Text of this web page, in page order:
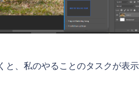
と、私のやることのタスクが表